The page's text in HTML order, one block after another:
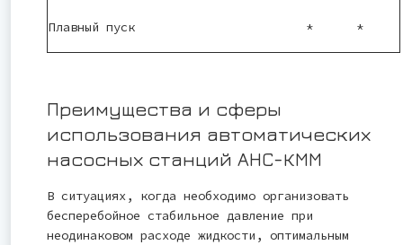
Плавный пуск * *
Преимущества и сферы
использования автоматических
насосных станций АНС-КММ
В ситуациях, когда необходимо организовать
бесперебойное стабильное давление при
неодинаковом расходе жидкости, оптимальным